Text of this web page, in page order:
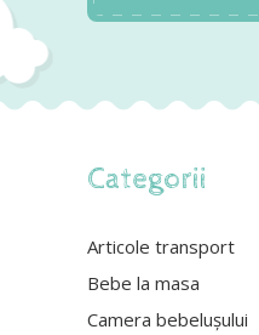
Categorii
Articole transport
Bebe la masa
Camera bebelușului